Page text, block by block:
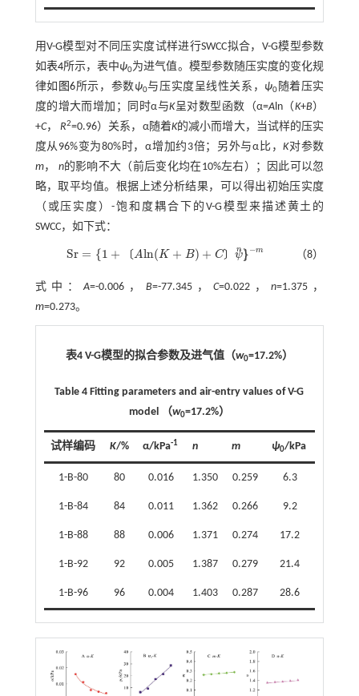
用V-G模型对不同压实度试样进行SWCC拟合，V-G模型参数
如表4所示，表中ψ0为进气值。模型参数随压实度的变化规
律如 图6所示，参数ψ0与压实度呈线性关系， ψ0 随着压实
度的增大而增加；同时α与K呈对数型函数（α=Aln（K+B）
+C， R2=0.96）关系，α随着K的减小而增大，当试样的压实
度从96%变为80%时，α增加约3倍；另外与α比，K对参数
m， n的影响不大（前后变化均在10%左右）；因此可以忽
略，取平均值。根据上述分析结果，可以得出初始压实度
（或压实度）-饱和度耦合下的V-G模型来描述黄土的
SWCC，如下式：
Sr = {1 + 〔Aln(K + B) + C〕ψ)
n}−m
Sr= {1+ A ln (K+ )+Cψ)n}-m （8）
式中：A=-0.006， B=-77.345， C=0.022，n=1.375，
m=0.273。
表4 V-G模型的拟合参数及进气值（w0=17.2%）
Table 4 Fitting parameters and air-entry values of V-G
model （w0=17.2%）
试样编码 K/% α/kPa-1 n m ψ0/kPa
1-B-80 80 0.016 1.350 0.259 6.3
1-B-84 84 0.011 1.362 0.266 9.2
1-B-88 88 0.006 1.371 0.274 17.2
1-B-92 92 0.005 1.387 0.279 21.4
1-B-96 96 0.004 1.403 0.287 28.6